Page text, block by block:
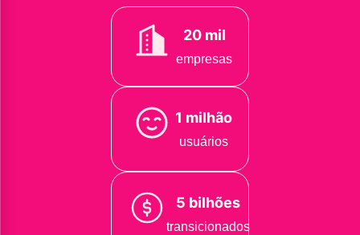
20 mil
empresas
1 milhão
usuários
5 bilhões
transicionados